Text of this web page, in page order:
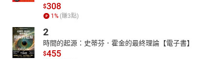
$308
1% (賺3點)
2
時間的起源：史蒂芬．霍金的最終理論【電子書】
$455